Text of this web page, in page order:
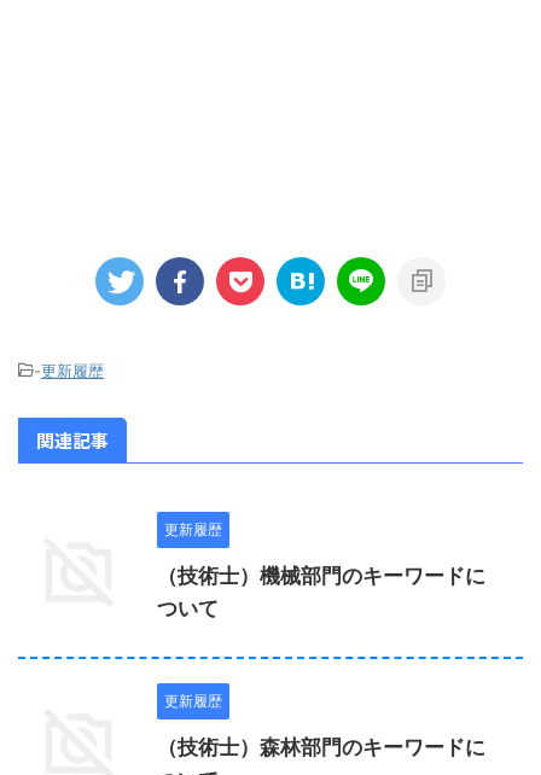
-更新履歴
関連記事
更新履歴
（技術士）機械部門のキーワードに
ついて
更新履歴
（技術士）森林部門のキーワードに